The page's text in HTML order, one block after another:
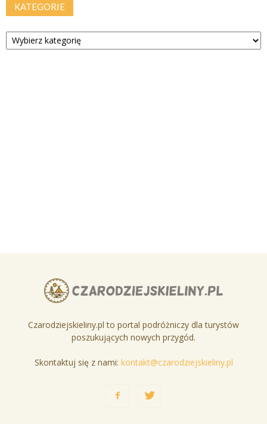
KATEGORIE
Kategorie
Czarodziejskieliny.pl to portal podróżniczy dla turystów
poszukujących nowych przygód.
Skontaktuj się z nami: kontakt@czarodziejskieliny.pl